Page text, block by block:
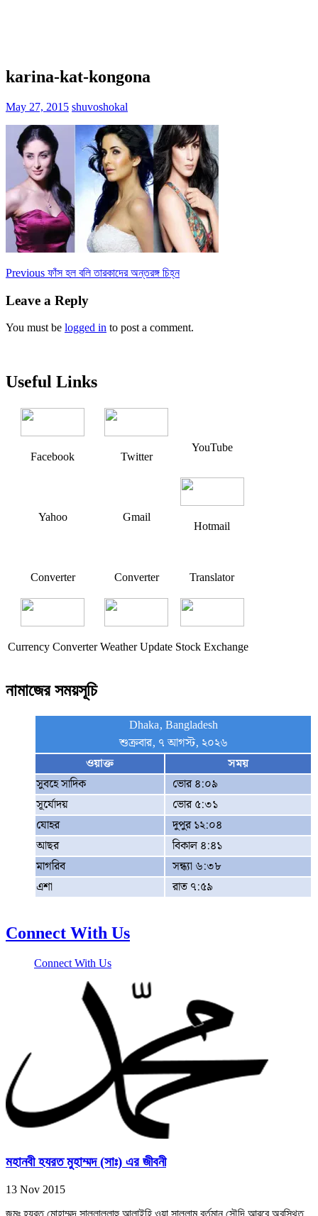
karina-kat-kongona
May 27, 2015 shuvoshokal
Post
navigation
Previous Previous
ফাঁস হল বলি তারকাদের অন্তরঙ্গ চিহ্ন
Leave a Reply
You must be logged in to post a comment.
Useful Links
Facebook Twitter
YouTube
Yahoo Gmail
Hotmail
Converter Converter Translator
Currency Converter Weather Update Stock Exchange
নামাজের সময়সূচি
Dhaka, Bangladesh
শুক্রবার, ৭ আগস্ট, ২০২৬
ওয়াক্ত
সময়
সুবহে সাদিক
ভোর ৪:০৯
সূর্যোদয়
ভোর ৫:৩১
যোহর
দুপুর ১২:০৪
আছর
বিকাল ৪:৪১
মাগরিব
সন্ধ্যা ৬:৩৮
এশা
রাত ৭:৫৯
Connect With Us
Connect With Us
মহানবী হযরত মুহাম্মদ (সাঃ) এর জীবনী
13 Nov 2015